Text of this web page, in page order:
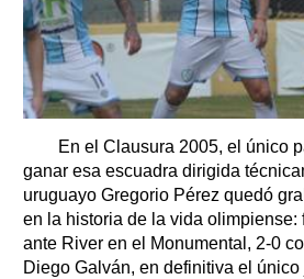
En el Clausura 2005, el único
ganar esa escuadra dirigida
uruguayo Gregorio Pérez quedó
en la historia de la vida olimpiense:
ante River en el Monumental, 2-0
Diego Galván, en definitiva el